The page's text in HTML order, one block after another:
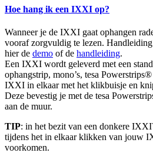
Hoe hang ik een IXXI op?
Wanneer je de IXXI gaat ophangen
vooraf zorgvuldig te lezen.
hier de demo of de handleiding.
Een IXXI wordt geleverd met een
ophangstrip, mono’s, tesa
IXXI in elkaar met het klikbuisje en
Deze bevestig je met de tesa
aan de muur.
TIP: in het bezit van een donkere
tijdens het in elkaar klikken van jouw
voorkomen.